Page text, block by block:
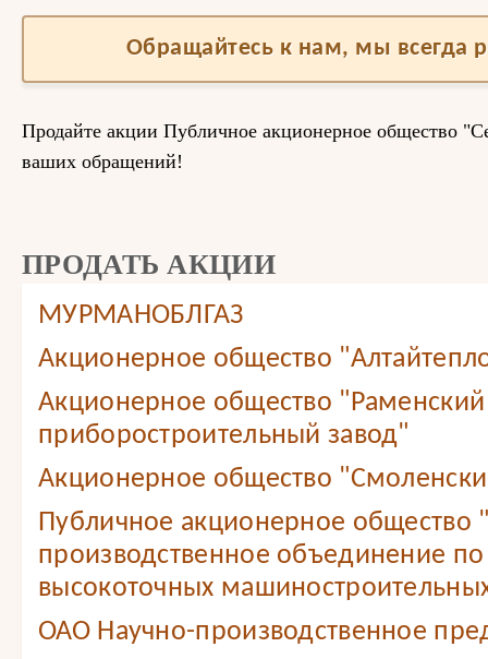
Обращайтесь к нам, мы всегда
Продайте акции Публичное акционерное общество
ваших обращений!
ПРОДАТЬ АКЦИИ
МУРМАНОБЛГАЗ
Акционерное общество
Акционерное общество "Раменский
приборостроительный завод"
Акционерное общество
Публичное акционерное общество
производственное объединение
высокоточных
ОАО Научно-производственное